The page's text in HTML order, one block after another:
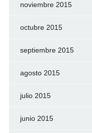
noviembre 2015
octubre 2015
septiembre 2015
agosto 2015
julio 2015
junio 2015